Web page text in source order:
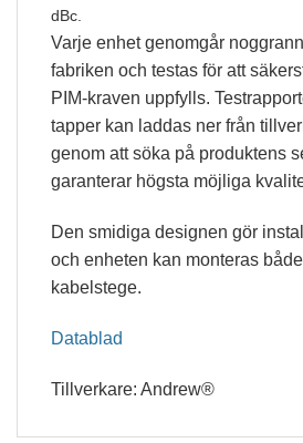
dBc.
Varje enhet genomgår
fabriken och testas för att
PIM-kraven uppfylls.
tapper kan laddas ner från
genom att söka på produktens
garanterar högsta möjliga
Den smidiga designen gör
och enheten kan monteras
kabelstege.
Datablad
Tillverkare: Andrew®